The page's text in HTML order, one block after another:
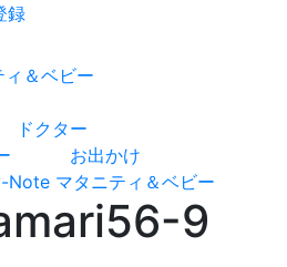
録
ドクター
お出かけ
Note マタニティ＆ベビー
9